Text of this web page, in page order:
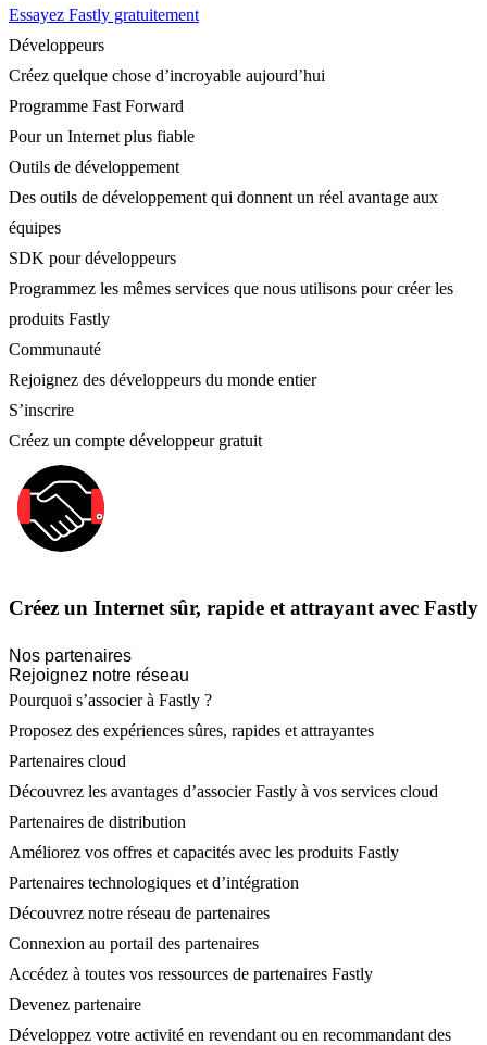
Essayez Fastly gratuitement
Développeurs
Créez quelque chose d’incroyable aujourd’hui
Programme Fast Forward
Pour un Internet plus fiable
Outils de développement
Des outils de développement qui donnent un réel avantage aux
équipes
SDK pour développeurs
Programmez les mêmes services que nous utilisons pour créer les
produits Fastly
Communauté
Rejoignez des développeurs du monde entier
S’inscrire
Créez un compte développeur gratuit
Créez un Internet sûr, rapide et attrayant avec Fastly
Nos partenaires
Rejoignez notre réseau
Pourquoi s’associer à Fastly ?
Proposez des expériences sûres, rapides et attrayantes
Partenaires cloud
Découvrez les avantages d’associer Fastly à vos services cloud
Partenaires de distribution
Améliorez vos offres et capacités avec les produits Fastly
Partenaires technologiques et d’intégration
Découvrez notre réseau de partenaires
Connexion au portail des partenaires
Accédez à toutes vos ressources de partenaires Fastly
Devenez partenaire
Développez votre activité en revendant ou en recommandant des